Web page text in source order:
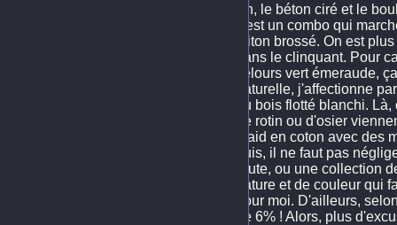
Ah, le béton ciré et le
c'est un combo qui
laiton brossé. On est
dans le clinquant. Pour
velours vert émeraude,
naturelle, j'affectionne
du bois flotté blanchi.
de rotin ou d'osier
plaid en coton avec des
puis, il ne faut pas
brute, ou une collection
nature et de couleur qui
pour moi. D'ailleurs,
de 6% ! Alors, plus